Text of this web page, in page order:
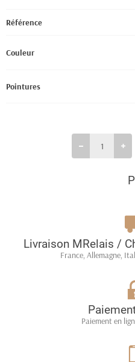
Référence
Couleur
Pointures
Livraison MRelais /
France, Allemagne,
Paiement en